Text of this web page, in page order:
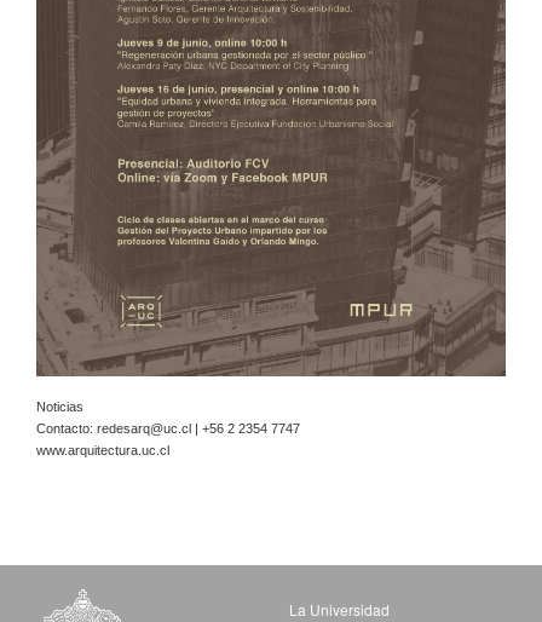
Noticias
Contacto: redesarq@uc.cl | +56 2 2354 7747
www.arquitectura.uc.cl
La Universidad